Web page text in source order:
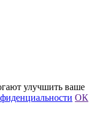
улучшить ваше
ОК